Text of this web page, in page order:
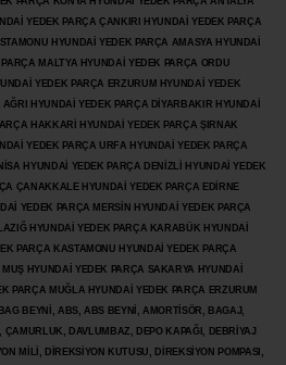
YEDEK PARÇA ÇANKIRI HYUNDAİ YEDEK PARÇA
HYUNDAİ YEDEK PARÇA AMASYA HYUNDAİ
MALTYA HYUNDAİ YEDEK PARÇA ORDU
YEDEK PARÇA ERZURUM HYUNDAİ YEDEK
HYUNDAİ YEDEK PARÇA DİYARBAKIR HYUNDAİ
HAKKARİ HYUNDAİ YEDEK PARÇA ŞIRNAK
YEDEK PARÇA URFA HYUNDAİ YEDEK PARÇA
HYUNDAİ YEDEK PARÇA DENİZLİ HYUNDAİ YEDEK
ÇANAKKALE HYUNDAİ YEDEK PARÇA EDİRNE
YEDEK PARÇA MERSİN HYUNDAİ YEDEK PARÇA
HYUNDAİ YEDEK PARÇA KARABÜK HYUNDAİ
PARÇA KASTAMONU HYUNDAİ YEDEK PARÇA
HYUNDAİ YEDEK PARÇA SAKARYA HYUNDAİ
PARÇA MUĞLA HYUNDAİ YEDEK PARÇA ERZURUM
BEYNİ, ABS, ABS BEYNİ, AMORTİSÖR, BAGAJ,
DAVLUMBAZ, DEPO KAPAĞI, DEBRİYAJ
MİLİ, DİREKSİYON KUTUSU, DİREKSİYON POMPASI,